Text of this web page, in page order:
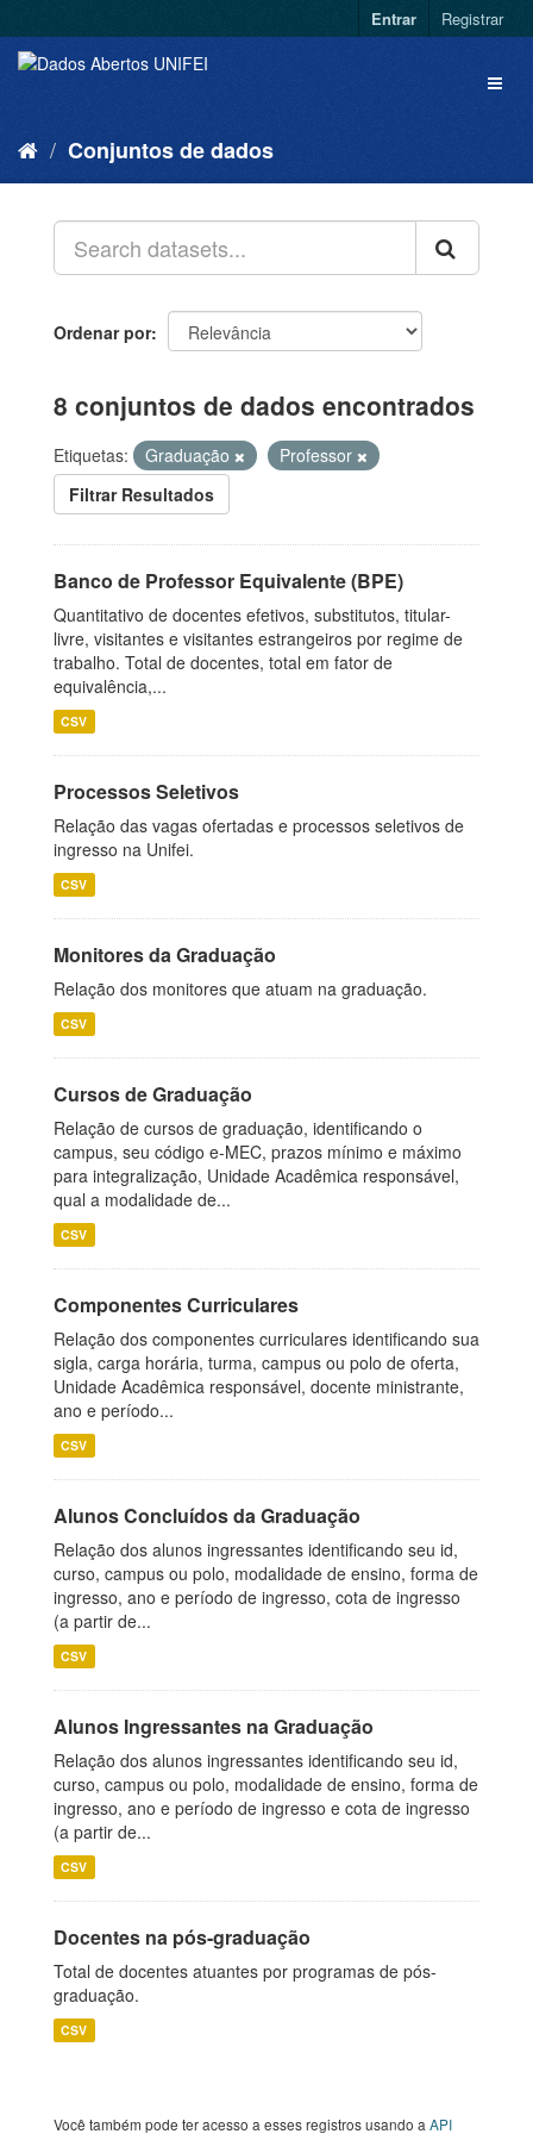
Entrar Registrar
Conjuntos de dados
Ordenar por
8 conjuntos de dados encontrados
Etiquetas: Graduação
Professor
Filtrar Resultados
Banco de Professor Equivalente (BPE)
Quantitativo de docentes efetivos, substitutos, titular-
livre, visitantes e visitantes estrangeiros por regime de
trabalho. Total de docentes, total em fator de
equivalência,...
CSV
Processos Seletivos
Relação das vagas ofertadas e processos seletivos de
ingresso na Unifei.
CSV
Monitores da Graduação
Relação dos monitores que atuam na graduação.
CSV
Cursos de Graduação
Relação de cursos de graduação, identificando o
campus, seu código e-MEC, prazos mínimo e máximo
para integralização, Unidade Acadêmica responsável,
qual a modalidade de...
CSV
Componentes Curriculares
Relação dos componentes curriculares identificando sua
sigla, carga horária, turma, campus ou polo de oferta,
Unidade Acadêmica responsável, docente ministrante,
ano e período...
CSV
Alunos Concluídos da Graduação
Relação dos alunos ingressantes identificando seu id,
curso, campus ou polo, modalidade de ensino, forma de
ingresso, ano e período de ingresso, cota de ingresso
(a partir de...
CSV
Alunos Ingressantes na Graduação
Relação dos alunos ingressantes identificando seu id,
curso, campus ou polo, modalidade de ensino, forma de
ingresso, ano e período de ingresso e cota de ingresso
(a partir de...
CSV
Docentes na pós-graduação
Total de docentes atuantes por programas de pós-
graduação.
CSV
Você também pode ter acesso a esses registros usando a API